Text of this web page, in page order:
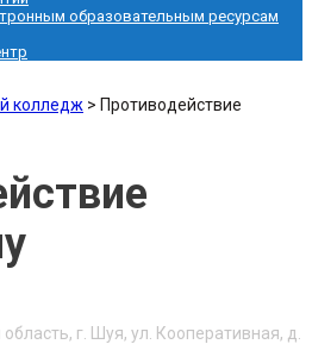
образовательным ресурсам
колледж > Противодействие
г. Шуя, ул. Кооперативная, д.